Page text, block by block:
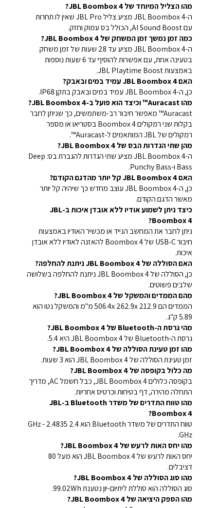
מהו הצליל המיוחד של JBL Boombox 4?
ה-JBL Boombox 4 מציע צליל JBL Pro שאין לו תחרות
עם AI Sound Boost, הכולל בס עמוק וחזק.
כמה זמן נמשך זמן המשחק של JBL Boombox 4?
ה-JBL Boombox 4 מציע עד 28 שעות של זמן משחק
בטעינה אחת, עם אפשרות להוסיף עד 6 שעות נוספות
באמצעות JBL Playtime Boost.
האם JBL Boombox 4 עמיד במים ובאבק?
כן, ה-JBL Boombox 4 עמיד במים ובאבק בתקן IP68.
מהו Auracast™ וכיצד הוא פועל ב-JBL Boombox 4?
Auracast™ מאפשר חיבור רב-משתמשים, כך שניתן לחבר
בקלות שני רמקולים Boombox 4 בסטריאו או מספר
רמקולים של JBL המותאמים ל-Auracast™.
מהן שתי הגדרות הבס של JBL Boombox 4?
ה-JBL Boombox 4 מציע שתי הגדרות להגברת בס: Deep
Bass ו-Punchy Bass.
האם JBL Boombox 4 קל יותר מהדגם הקודם?
כן, ה-JBL Boombox 4 עוצב מחדש כך שיהיה קל יותר
מאשר הדגם הקודם.
כיצד ניתן לשמוע אודיו ללא אובדן איכות ב-JBL
Boombox 4?
ניתן לחבר את המחשב הנייד או מכשיר האודיו באמצעות
חיבור USB-C של Boombox 4 להאזנה לאודיו ללא אובדן
איכות.
האם הסוללה של JBL Boombox 4 ניתנת להחלפה?
כן, הסוללה של JBL Boombox 4 ניתנת להחלפה בשלושה
שלבים פשוטים.
מהם הממדים והמשקל של JBL Boombox 4?
הממדים הם 506.4x 262.9x 212.9 מ"מ והמשקל נטו הוא
5.89 ק"ג.
מהי גרסת ה-Bluetooth של JBL Boombox 4?
גרסת ה-Bluetooth של JBL Boombox 4 היא 5.4.
מהו זמן טעינת הסוללה של JBL Boombox 4?
זמן טעינת הסוללה של JBL Boombox 4 הוא 3 שעות.
מה כלול בקופסה של JBL Boombox 4?
בקופסה כלולים JBL Boombox 4, כבל חשמל AC, מדריך
התחלה מהירה, דף בטיחות וכרטיס אחריות.
מהו טווח התדרים של משדר Bluetooth ב-JBL
Boombox 4?
טווח התדרים של משדר Bluetooth הוא 2.4 GHz - 2.4835
GHz.
מהו יחס האות לרעש של JBL Boombox 4?
יחס האות לרעש של JBL Boombox 4 הוא מעל 80
דציבלים.
מהו סוג הסוללה של JBL Boombox 4?
סוג הסוללה הוא סוללת ליתיום-יון נטענת 99.02Wh.
מהו הספק היציאה של JBL Boombox 4?